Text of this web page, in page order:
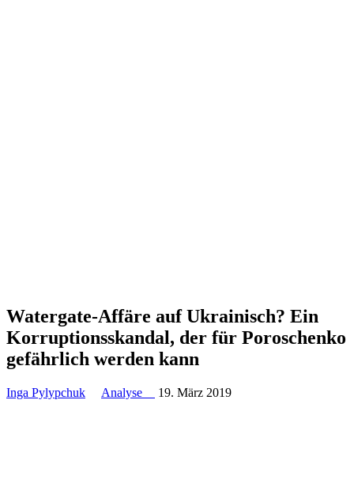
Water­gate-Affäre auf Ukrai­nisch? Ein
Kor­rup­ti­ons­skan­dal, der für Poro­schenko
gefähr­lich werden kann
Inga Pylypchuk Analyse 19. März 2019